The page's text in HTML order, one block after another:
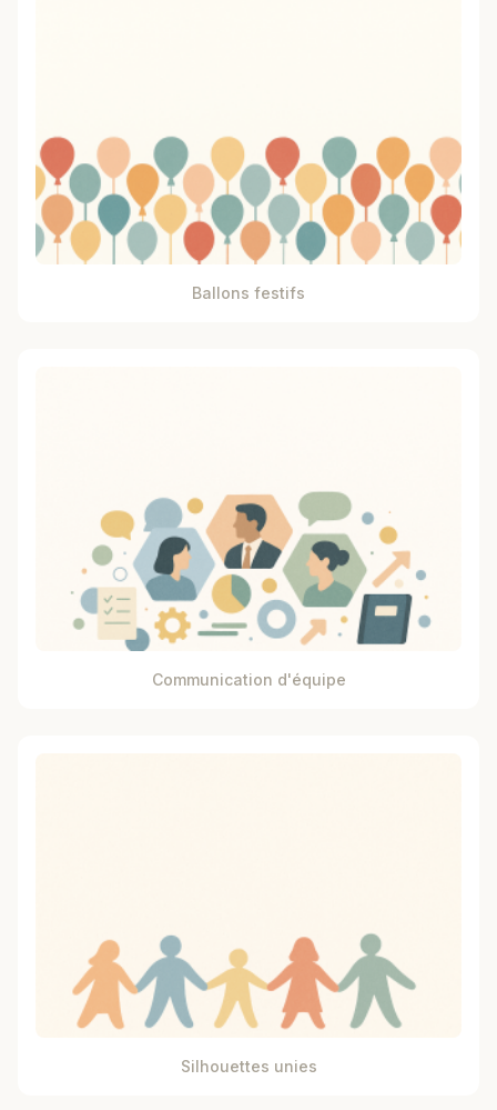
Ballons festifs
Communication d'équipe
Silhouettes unies